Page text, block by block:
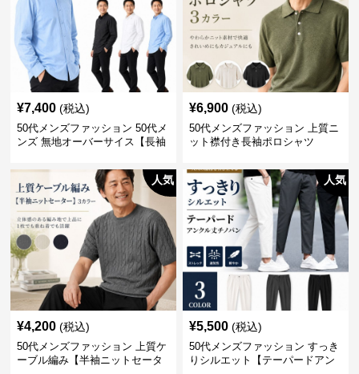
¥7,400 (税込)
50代メンズファッション 50代メ
ンズ 無地オーバーサイス【長袖
¥6,900 (税込)
50代メンズファッション 上質ニ
ット襟付き長袖ポロシャツ
人気
¥4,200 (税込)
50代メンズファッション 上質ケ
ーブル編み【半袖ニットセータ
人気
¥5,500 (税込)
50代メンズファッション すっき
りシルエット【テーパードアン